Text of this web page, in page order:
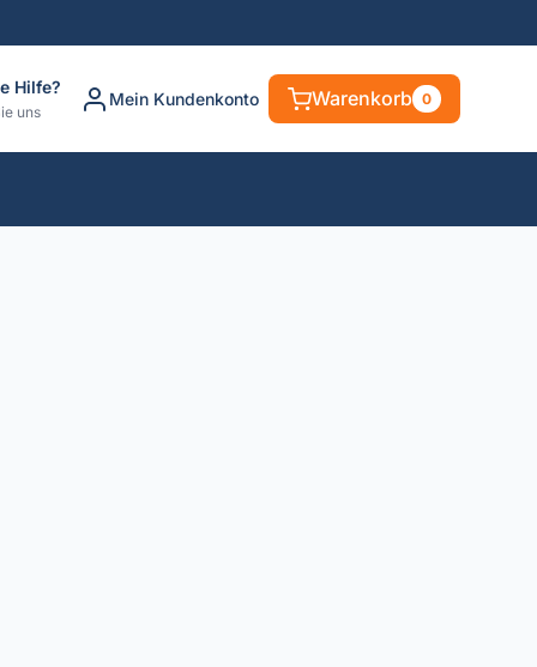
Hilfe?
uns
Mein Kundenkonto Warenkorb 0